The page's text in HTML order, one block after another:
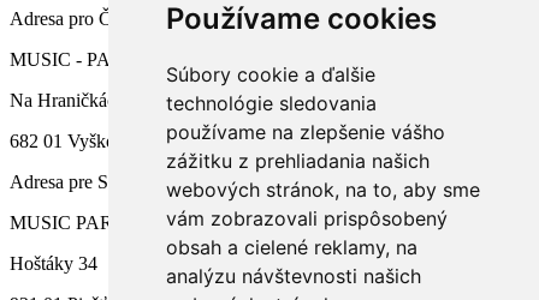
Používame cookies
Súbory cookie a ďalšie
technológie sledovania
používame na zlepšenie vášho
zážitku z prehliadania našich
webových stránok, na to, aby sme
vám zobrazovali prispôsobený
obsah a cielené reklamy, na
analýzu návštevnosti našich
Adresa pro ČR
MUSIC - PARK.CZ s.r.o.
Na Hraničkách 791/34a
682 01 Vyškov
Adresa pre SR
MUSIC PARK, s.r.o.
Hoštáky 34